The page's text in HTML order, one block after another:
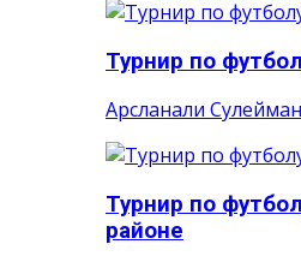
Турнир по
Арсланали
Турнир по
районе